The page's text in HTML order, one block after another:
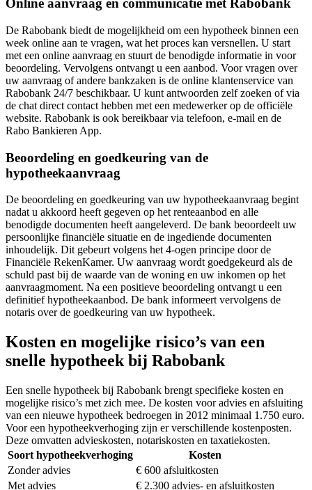
Online aanvraag en communicatie met Rabobank
De Rabobank biedt de mogelijkheid om een hypotheek binnen een
week online aan te vragen, wat het proces kan versnellen. U start
met een online aanvraag en stuurt de benodigde informatie in voor
beoordeling. Vervolgens ontvangt u een aanbod. Voor vragen over
uw aanvraag of andere bankzaken is de online klantenservice van
Rabobank 24/7 beschikbaar. U kunt antwoorden zelf zoeken of via
de chat direct contact hebben met een medewerker op de officiële
website. Rabobank is ook bereikbaar via telefoon, e-mail en de
Rabo Bankieren App.
Beoordeling en goedkeuring van de
hypotheekaanvraag
De beoordeling en goedkeuring van uw hypotheekaanvraag begint
nadat u akkoord heeft gegeven op het renteaanbod en alle
benodigde documenten heeft aangeleverd. De bank beoordeelt uw
persoonlijke financiële situatie en de ingediende documenten
inhoudelijk. Dit gebeurt volgens het 4-ogen principe door de
Financiële RekenKamer. Uw aanvraag wordt goedgekeurd als de
schuld past bij de waarde van de woning en uw inkomen op het
aanvraagmoment. Na een positieve beoordeling ontvangt u een
definitief hypotheekaanbod. De bank informeert vervolgens de
notaris over de goedkeuring van uw hypotheek.
Kosten en mogelijke risico’s van een
snelle hypotheek bij Rabobank
Een snelle hypotheek bij Rabobank brengt specifieke kosten en
mogelijke risico’s met zich mee. De kosten voor advies en afsluiting
van een nieuwe hypotheek bedroegen in 2012 minimaal 1.750 euro.
Voor een hypotheekverhoging zijn er verschillende kostenposten.
Deze omvatten advieskosten, notariskosten en taxatiekosten.
Soort hypotheekverhoging
Kosten
Zonder advies
€ 600 afsluitkosten
Met advies
€ 2.300 advies- en afsluitkosten